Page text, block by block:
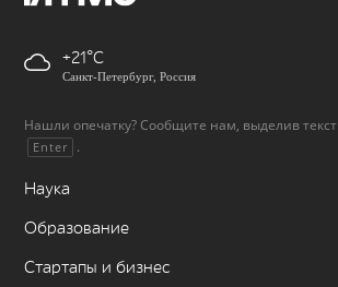
+21
Санкт-Петербург, Россия
Нашли опечатку? Сообщите нам, выделив
Enter .
Наука
Образование
Стартапы и бизнес